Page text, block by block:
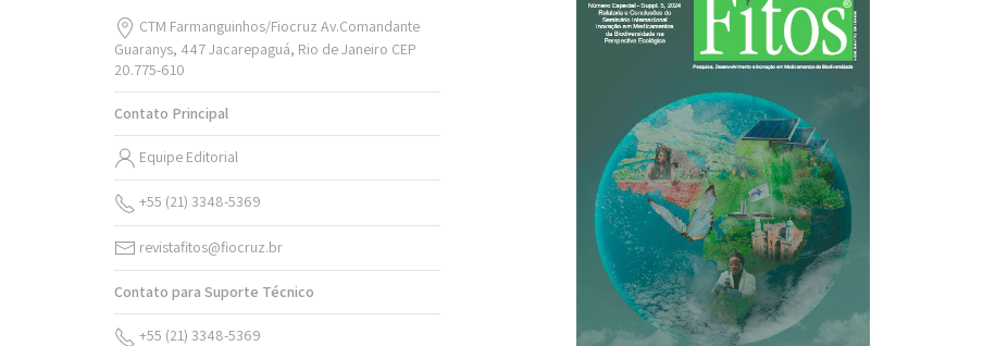
CTM Farmanguinhos/Fiocruz Av.Comandante
Guaranys, 447 Jacarepaguá, Rio de Janeiro CEP
20.775-610
Contato Principal
Equipe Editorial
+55 (21) 3348-5369
revistafitos@fiocruz.br
Contato para Suporte Técnico
+55 (21) 3348-5369